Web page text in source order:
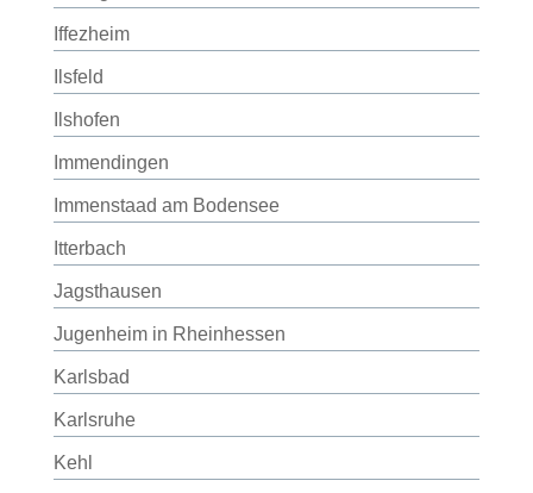
Iffezheim
Ilsfeld
Ilshofen
Immendingen
Immenstaad am Bodensee
Itterbach
Jagsthausen
Jugenheim in Rheinhessen
Karlsbad
Karlsruhe
Kehl